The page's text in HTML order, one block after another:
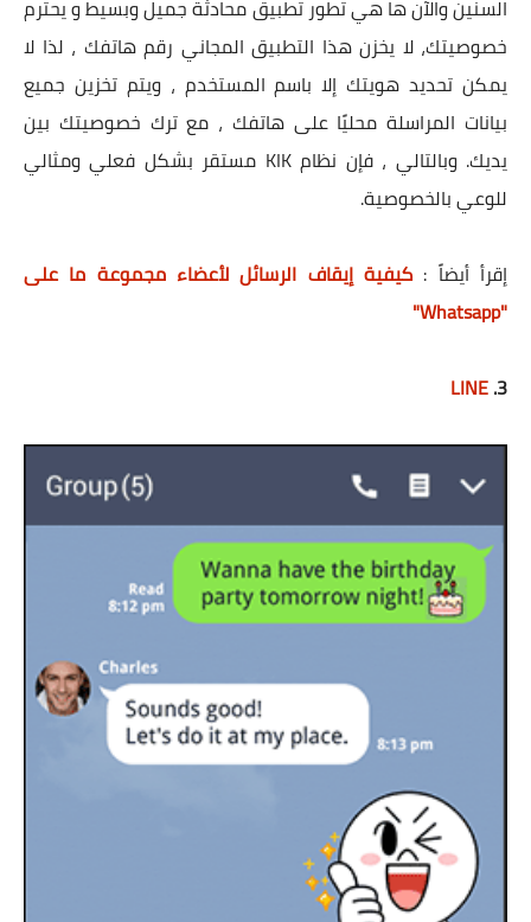
السنين والآن ها هي تطور تطبيق محادثة جميل وبسيط و يحترم
خصوصيتك، لا يخزن هذا التطبيق المجاني رقم هاتفك ، لذا لا
يمكن تحديد هويتك إلا باسم المستخدم ، ويتم تخزين جميع
بيانات المراسلة محليًا على هاتفك ، مع ترك خصوصيتك بين
يديك. وبالتالي ، فإن نظام KIK مستقر بشكل فعلي ومثالي
للوعي بالخصوصية.
إقرأ أيضاً : كيفية إيقاف الرسائل لأعضاء مجموعة ما على
"Whatsapp"
3.
LINE